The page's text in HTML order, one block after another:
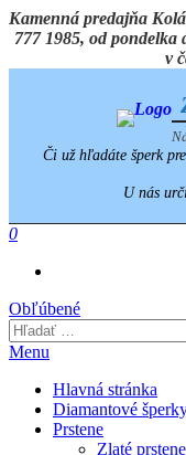
Preskočiť
na
Kamenná predajňa
777 1985, od pondelka
v
Či už hľadáte šperk
U nás
0
Obľúbené
Hľadať:
Menu
Hlavná stránka
Diamantové
Prstene
Zlaté prstene